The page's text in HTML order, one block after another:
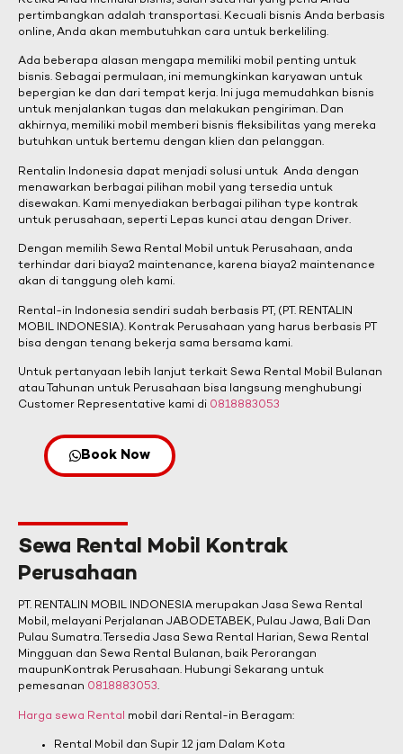
pertimbangkan adalah transportasi. Kecuali bisnis Anda berbasis
online, Anda akan membutuhkan cara untuk berkeliling.
Ada beberapa alasan mengapa memiliki mobil penting untuk
bisnis. Sebagai permulaan, ini memungkinkan karyawan untuk
bepergian ke dan dari tempat kerja. Ini juga memudahkan bisnis
untuk menjalankan tugas dan melakukan pengiriman. Dan
akhirnya, memiliki mobil memberi bisnis fleksibilitas yang mereka
butuhkan untuk bertemu dengan klien dan pelanggan.
Rentalin Indonesia dapat menjadi solusi untuk Anda dengan
menawarkan berbagai pilihan mobil yang tersedia untuk
disewakan. Kami menyediakan berbagai pilihan type kontrak
untuk perusahaan, seperti Lepas kunci atau dengan Driver.
Dengan memilih Sewa Rental Mobil untuk Perusahaan, anda
terhindar dari biaya2 maintenance, karena biaya2 maintenance
akan di tanggung oleh kami.
Rental-in Indonesia sendiri sudah berbasis PT, (PT. RENTALIN
MOBIL INDONESIA). Kontrak Perusahaan yang harus berbasis PT
bisa dengan tenang bekerja sama bersama kami.
Untuk pertanyaan lebih lanjut terkait Sewa Rental Mobil Bulanan
atau Tahunan untuk Perusahaan bisa langsung menghubungi
Customer Representative kami di 0818883053
Book Now
Sewa Rental Mobil Kontrak
Perusahaan
PT. RENTALIN MOBIL INDONESIA merupakan Jasa Sewa Rental
Mobil, melayani Perjalanan JABODETABEK, Pulau Jawa, Bali Dan
Pulau Sumatra. Tersedia Jasa Sewa Rental Harian, Sewa Rental
Mingguan dan Sewa Rental Bulanan, baik Perorangan
maupunKontrak Perusahaan. Hubungi Sekarang untuk
pemesanan 0818883053.
Harga sewa Rental mobil dari Rental-in Beragam:
Rental Mobil dan Supir 12 jam Dalam Kota